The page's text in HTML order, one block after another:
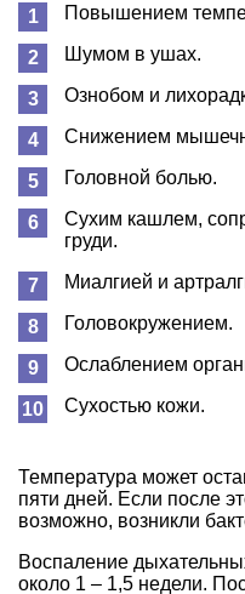
Повышением
Шумом в ушах.
Ознобом и
Снижением
Головной болью.
Сухим кашлем,
груди.
Миалгией и
Головокружением.
Ослаблением
Сухостью кожи.
Температура может
пяти дней. Если после
возможно, возникли
Воспаление
около 1 – 1,5 недели.